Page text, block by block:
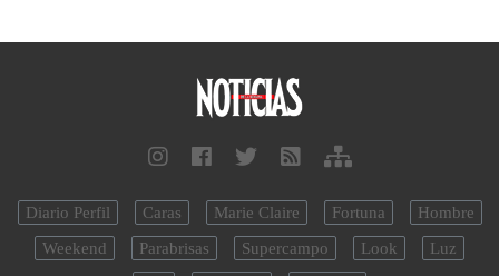
Diario Perfil Caras Marie Claire Fortuna
Hombre
Weekend
Parabrisas Supercampo Look
Luz